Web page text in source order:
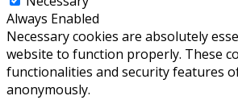
Always Enabled
Necessary cookies are absolutely
website to function properly. These
functionalities and security features
anonymously.